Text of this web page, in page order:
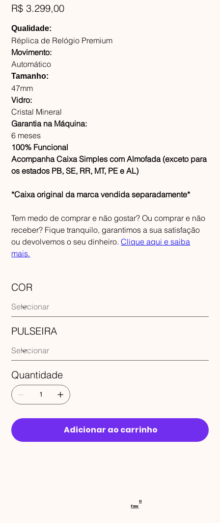
Preço
R$ 3.299,00
Qualidade:
Réplica de Relógio Premium
Movimento:
Automático
Tamanho:
47mm
Vidro:
Cristal Mineral
Garantia na Máquina:
6 meses
100% Funcional
Acompanha Caixa Simples com Almofada (exceto para
os estados PB, SE, RR, MT, PE e AL)
*Caixa original da marca vendida separadamente*
Tem medo de comprar e não gostar? Ou comprar e não
receber? Fique tranquilo, garantimos a sua satisfação
ou devolvemos o seu dinheiro.Clique aqui e saiba
mais.
COR
PULSEIRA
Quantidade
Adicionar ao carrinho
RECEBA
Faw
H